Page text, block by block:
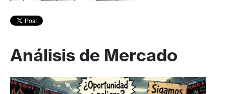
Análisis de Mercado